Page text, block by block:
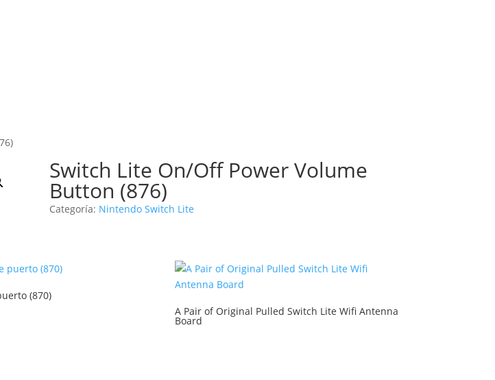
Switch Lite On/Off Power Volume
Button (876)
Categoría: Nintendo Switch Lite
(870)
A Pair of Original Pulled Switch Lite Wifi Antenna
Board